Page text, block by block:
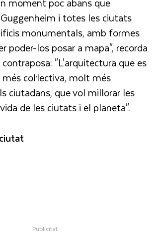
i totes les ciutats
monumentals, amb formes
poder-los posar a mapa", recorda
"L'arquitectura que es
col·lectiva, molt més
ciutadans, que vol millorar les
de les ciutats i el planeta".